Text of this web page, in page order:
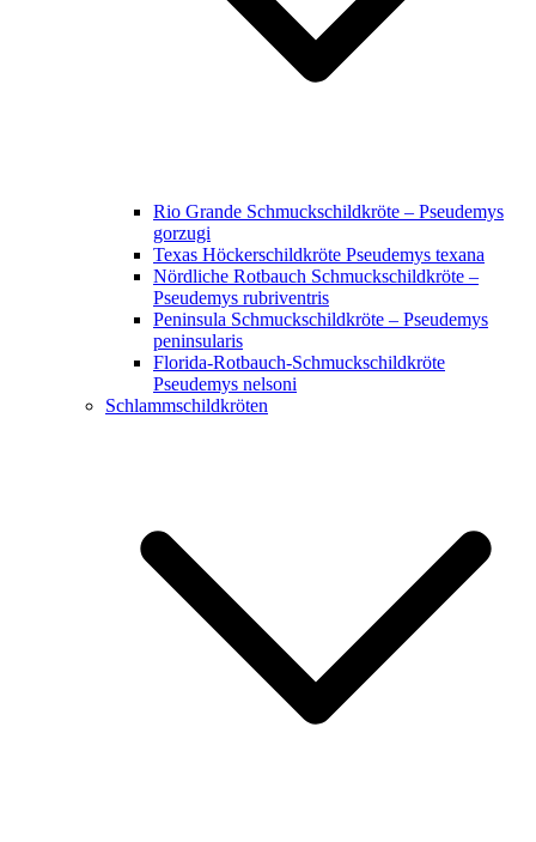
Rio Grande Schmuckschildkröte – Pseudemys
gorzugi
Texas Höckerschildkröte Pseudemys texana
Nördliche Rotbauch Schmuckschildkröte –
Pseudemys rubriventris
Peninsula Schmuckschildkröte – Pseudemys
peninsularis
Florida-Rotbauch-Schmuckschildkröte
Pseudemys nelsoni
Schlammschildkröten